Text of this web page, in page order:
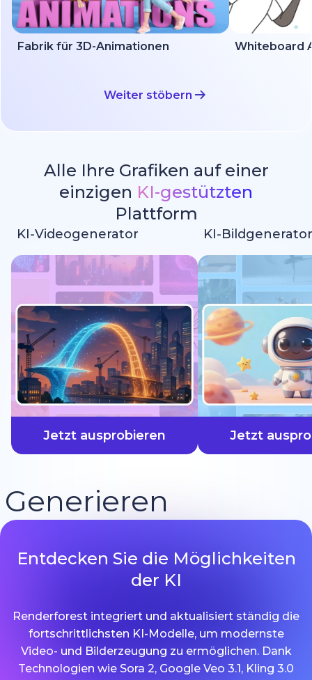
Fabrik für 3D-Animationen Whiteboard
Weiter stöbern
Alle Ihre Grafiken auf einer
einzigen KI-gestützten
Plattform
KI-Videogenerator
Jetzt ausprobieren
KI-Bildgenerator
Jetzt
Generieren
schneller
Entdecken Sie die Möglichkeiten
der KI
Renderforest integriert und aktualisiert ständig die
fortschrittlichsten KI-Modelle, um modernste
Video- und Bilderzeugung zu ermöglichen. Dank
Technologien wie Sora 2, Google Veo 3.1, Kling 3.0